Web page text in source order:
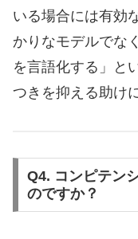
いる場合には有効
かりなモデルでな
を言語化する」と
つきを抑える助け
Q4. コンピテン
のですか？